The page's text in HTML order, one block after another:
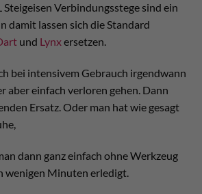
Verbindungsstege sind ein
damit lassen sich die Standard
und Lynxersetzen.
bei intensivem Gebrauch irgendwann
aber einfach verloren gehen. Dann
Ersatz. Oder man hat wie gesagt
dann ganz einfach ohne Werkzeug
wenigen Minuten erledigt.